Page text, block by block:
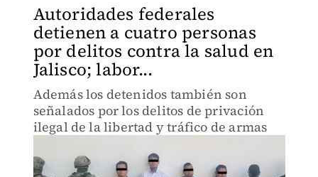
Autoridades federales
detienen a cuatro personas
por delitos contra la salud en
Jalisco; labor...
Además los detenidos también son
señalados por los delitos de privación
ilegal de la libertad y tráfico de armas